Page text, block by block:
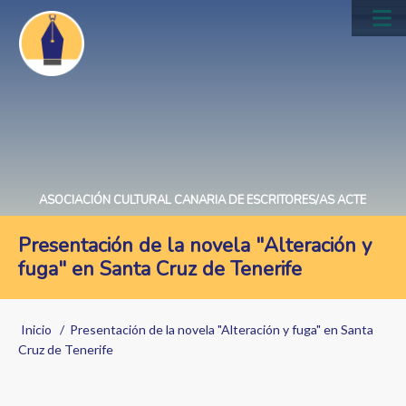
Pasar
contenido
principal
ASOCIACIÓN CULTURAL CANARIA DE ESCRITORES/AS ACTE
Presentación de la novela "Alteración y
fuga" en Santa Cruz de Tenerife
Sobrescribir
enlaces
Inicio
Presentación de la novela "Alteración y fuga" en Santa
Cruz de Tenerife